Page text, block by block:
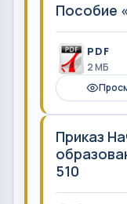
Пособие
PDF
2 MБ
Приказ
510